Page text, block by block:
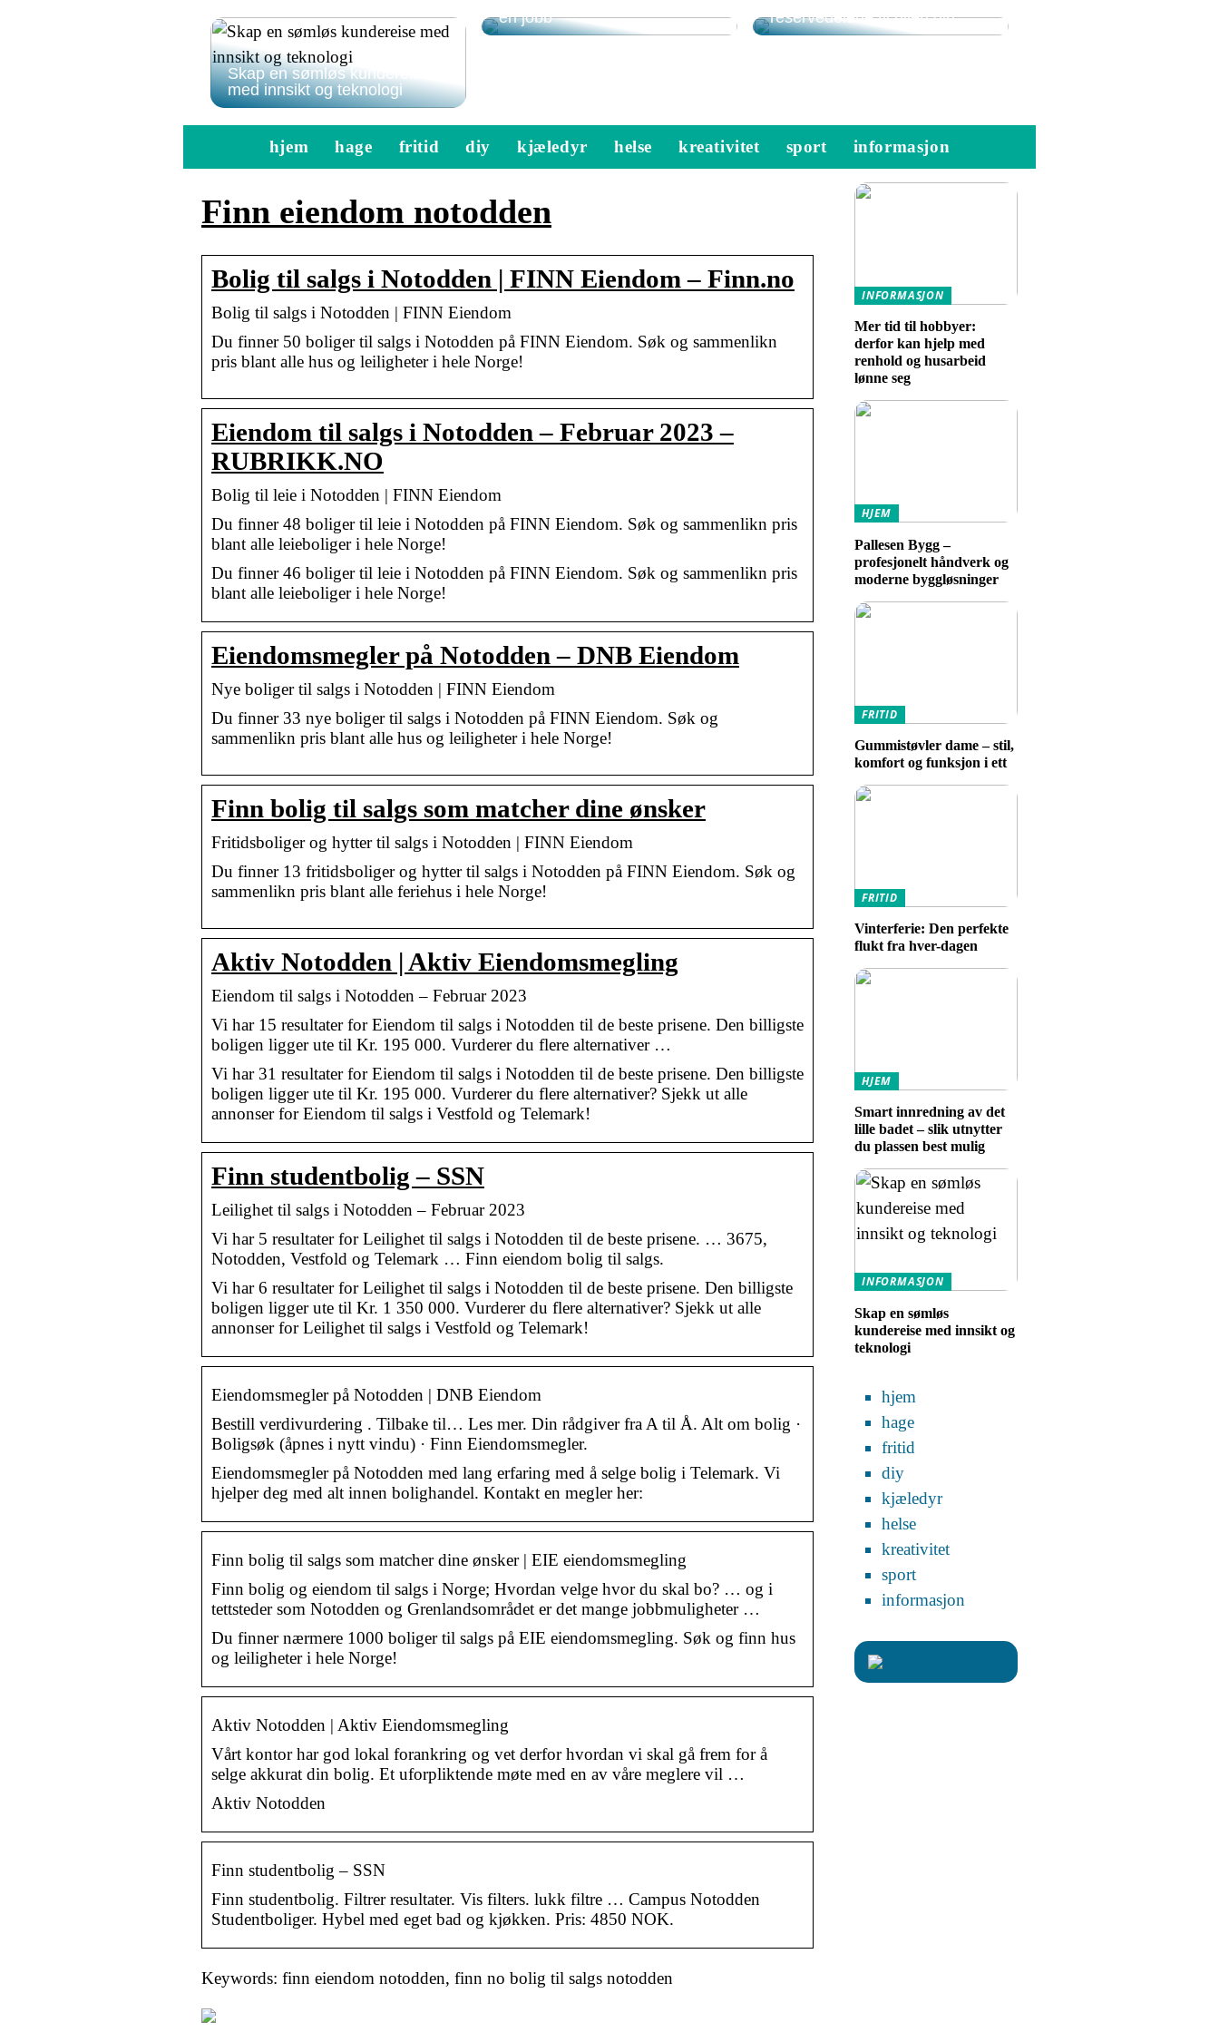
Skap en sømløs kundereise
med innsikt og teknologi
en jobb
reservedelene til bilen din
hjem hage fritid diy kjæledyr helse kreativitet sport informasjon
Finn eiendom notodden
Bolig til salgs i Notodden | FINN Eiendom – Finn.no
Bolig til salgs i Notodden | FINN Eiendom
Du finner 50 boliger til salgs i Notodden på FINN Eiendom. Søk og sammenlikn
pris blant alle hus og leiligheter i hele Norge!
Eiendom til salgs i Notodden – Februar 2023 –
RUBRIKK.NO
Bolig til leie i Notodden | FINN Eiendom
Du finner 48 boliger til leie i Notodden på FINN Eiendom. Søk og sammenlikn pris
blant alle leieboliger i hele Norge!
Du finner 46 boliger til leie i Notodden på FINN Eiendom. Søk og sammenlikn pris
blant alle leieboliger i hele Norge!
Eiendomsmegler på Notodden – DNB Eiendom
Nye boliger til salgs i Notodden | FINN Eiendom
Du finner 33 nye boliger til salgs i Notodden på FINN Eiendom. Søk og
sammenlikn pris blant alle hus og leiligheter i hele Norge!
Finn bolig til salgs som matcher dine ønsker
Fritidsboliger og hytter til salgs i Notodden | FINN Eiendom
Du finner 13 fritidsboliger og hytter til salgs i Notodden på FINN Eiendom. Søk og
sammenlikn pris blant alle feriehus i hele Norge!
Aktiv Notodden | Aktiv Eiendomsmegling
Eiendom til salgs i Notodden – Februar 2023
Vi har 15 resultater for Eiendom til salgs i Notodden til de beste prisene. Den billigste
boligen ligger ute til Kr. 195 000. Vurderer du flere alternativer …
Vi har 31 resultater for Eiendom til salgs i Notodden til de beste prisene. Den billigste
boligen ligger ute til Kr. 195 000. Vurderer du flere alternativer? Sjekk ut alle
annonser for Eiendom til salgs i Vestfold og Telemark!
Finn studentbolig – SSN
Leilighet til salgs i Notodden – Februar 2023
Vi har 5 resultater for Leilighet til salgs i Notodden til de beste prisene. … 3675,
Notodden, Vestfold og Telemark … Finn eiendom bolig til salgs.
Vi har 6 resultater for Leilighet til salgs i Notodden til de beste prisene. Den billigste
boligen ligger ute til Kr. 1 350 000. Vurderer du flere alternativer? Sjekk ut alle
annonser for Leilighet til salgs i Vestfold og Telemark!
Eiendomsmegler på Notodden | DNB Eiendom
‌Bestill verdivurdering ‌. ‌Tilbake til… ‌Les mer. Din rådgiver fra A til Å. Alt om bolig ·
Boligsøk (åpnes i nytt vindu) · Finn Eiendomsmegler.
Eiendomsmegler på Notodden med lang erfaring med å selge bolig i Telemark. Vi
hjelper deg med alt innen bolighandel. Kontakt en megler her:
Finn bolig til salgs som matcher dine ønsker | EIE eiendomsmegling
Finn bolig og eiendom til salgs i Norge; Hvordan velge hvor du skal bo? … og i
tettsteder som Notodden og Grenlandsområdet er det mange jobbmuligheter …
Du finner nærmere 1000 boliger til salgs på EIE eiendomsmegling. Søk og finn hus
og leiligheter i hele Norge!
Aktiv Notodden | Aktiv Eiendomsmegling
Vårt kontor har god lokal forankring og vet derfor hvordan vi skal gå frem for å
selge akkurat din bolig. Et uforpliktende møte med en av våre meglere vil …
Aktiv Notodden
Finn studentbolig – SSN
Finn studentbolig. Filtrer resultater. Vis filters. lukk filtre … Campus Notodden
Studentboliger. Hybel med eget bad og kjøkken. Pris: 4850 NOK.
Keywords: finn eiendom notodden, finn no bolig til salgs notodden
INFORMASJON
Mer tid til hobbyer:
derfor kan hjelp med
renhold og husarbeid
lønne seg
HJEM
Pallesen Bygg –
profesjonelt håndverk og
moderne byggløsninger
FRITID
Gummistøvler dame – stil,
komfort og funksjon i ett
FRITID
Vinterferie: Den perfekte
flukt fra hver-dagen
HJEM
Smart innredning av det
lille badet – slik utnytter
du plassen best mulig
INFORMASJON
Skap en sømløs
kundereise med innsikt og
teknologi
hjem
hage
fritid
diy
kjæledyr
helse
kreativitet
sport
informasjon